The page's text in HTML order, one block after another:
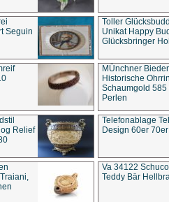
Seguin
Toller
Unikat Happy
Glücksbringer
MÜnchner
Historische
Schaumgold 585
Perlen
Relief
Telefonablage
Design 60er
Va 34122
Teddy Bär